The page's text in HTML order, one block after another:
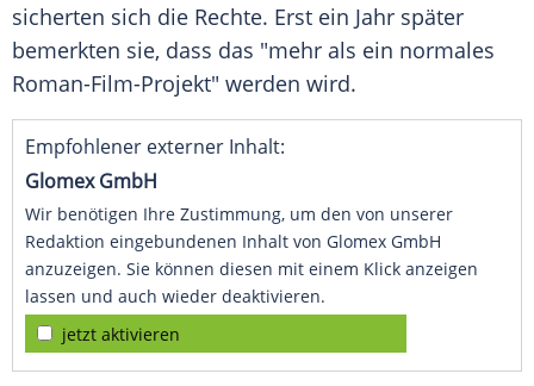
sicherten sich die Rechte. Erst ein Jahr später
bemerkten sie, dass das "mehr als ein normales
Roman-Film-Projekt" werden wird.
Empfohlener externer Inhalt:
Glomex GmbH
Wir benötigen Ihre Zustimmung, um den von unserer
Redaktion eingebundenen Inhalt von Glomex GmbH
anzuzeigen. Sie können diesen mit einem Klick anzeigen
lassen und auch wieder deaktivieren.
jetzt aktivieren